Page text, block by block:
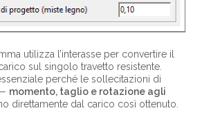
utilizza l’interasse per convertire il
sul singolo travetto resistente.
perché le sollecitazioni di
momento, taglio e rotazione agli
direttamente dal carico così ottenuto.